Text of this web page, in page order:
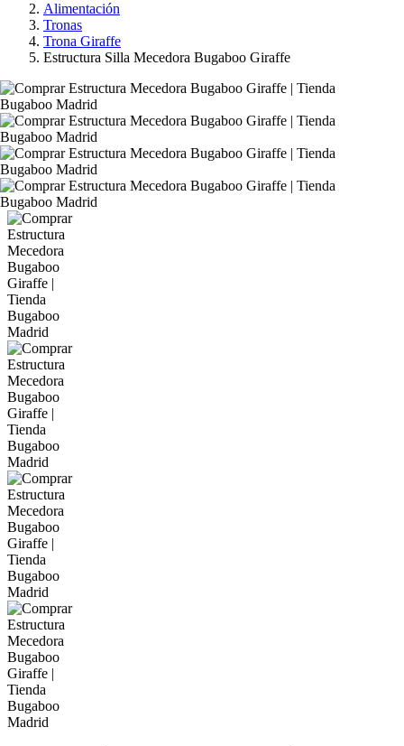
Alimentación
Tronas
Trona Giraffe
Estructura Silla Mecedora Bugaboo Giraffe